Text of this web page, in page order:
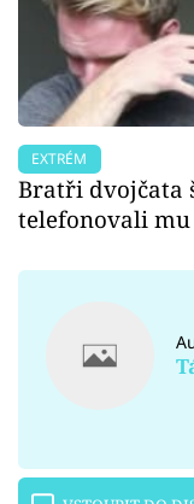
EXTRÉM
Bratři dvojčata
telefonovali mu